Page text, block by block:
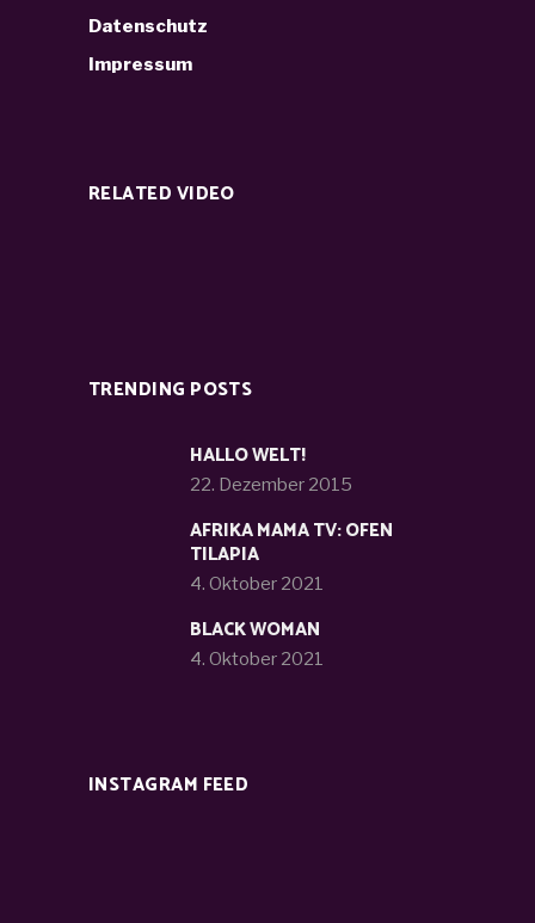
Datenschutz
Impressum
RELATED VIDEO
TRENDING POSTS
HALLO WELT!
22. Dezember 2015
AFRIKA MAMA TV: OFEN
TILAPIA
4. Oktober 2021
BLACK WOMAN
4. Oktober 2021
INSTAGRAM FEED